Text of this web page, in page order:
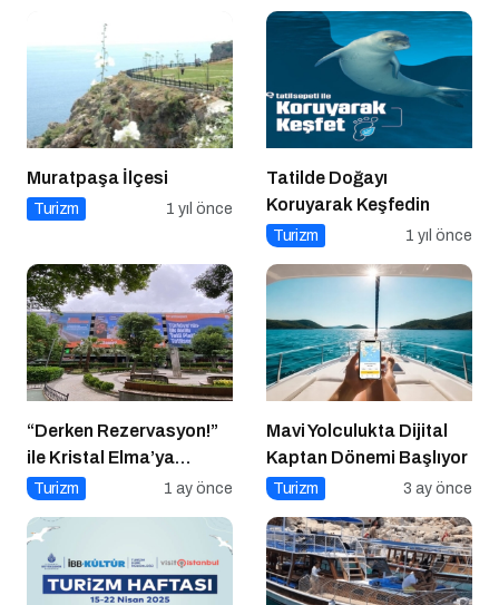
Muratpaşa İlçesi
Turizm 1 yıl önce
Tatilde Doğayı
Koruyarak Keşfedin
Turizm 1 yıl önce
“Derken Rezervasyon!”
ile Kristal Elma’ya
Uzanan Başarı Hikâyesi
Turizm 1 ay önce
Mavi Yolculukta Dijital
Kaptan Dönemi Başlıyor
Turizm 3 ay önce